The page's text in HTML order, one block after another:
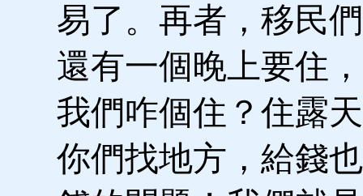
易了。再者，移民
還有一個晚上要住
我們咋個住？住露
你們找地方，給錢